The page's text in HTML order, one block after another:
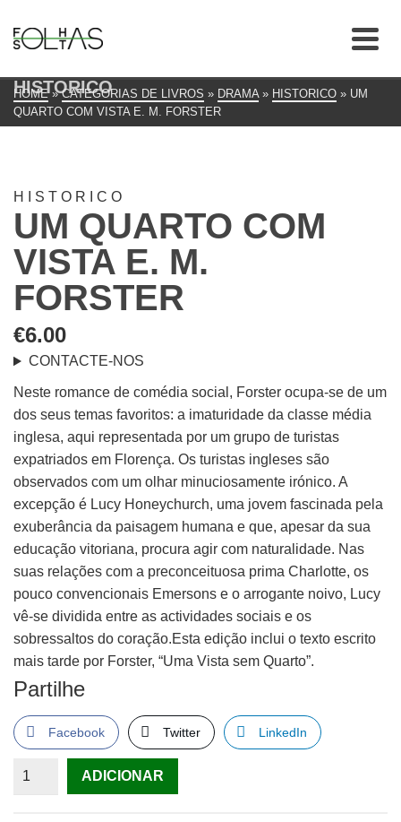
HISTORICO
HOME » CATEGORIAS DE LIVROS » DRAMA » HISTORICO » UM
QUARTO COM VISTA E. M. FORSTER
HISTORICO
UM QUARTO COM
VISTA E. M.
FORSTER
€6.00
CONTACTE-NOS
Neste romance de comédia social, Forster ocupa-se de um
dos seus temas favoritos: a imaturidade da classe média
inglesa, aqui representada por um grupo de turistas
expatriados em Florença. Os turistas ingleses são
observados com um olhar minuciosamente irónico. A
excepção é Lucy Honeychurch, uma jovem fascinada pela
exuberância da paisagem humana e que, apesar da sua
educação vitoriana, procura agir com naturalidade. Nas
suas relações com a preconceituosa prima Charlotte, os
pouco convencionais Emersons e o arrogante noivo, Lucy
vê-se dividida entre as actividades sociais e os
sobressaltos do coração.Esta edição inclui o texto escrito
mais tarde por Forster, “Uma Vista sem Quarto”.
Partilhe
Facebook Twitter LinkedIn
QuantidadeADICIONAR